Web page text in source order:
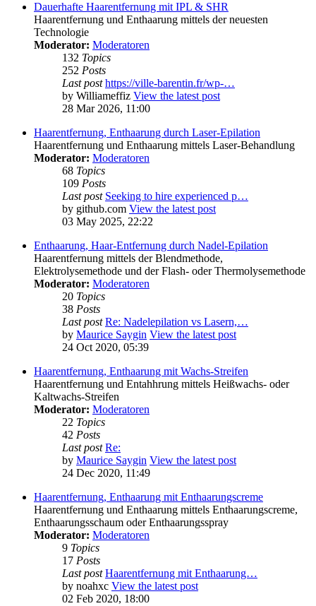
Dauerhafte Haarentfernung mit IPL & SHR
Haarentfernung und Enthaarung mittels der neuesten
Technologie
Moderator: Moderatoren
132 Topics
252 Posts
Last post https://ville-barentin.fr/wp-…
by Williameffiz View the latest post
28 Mar 2026, 11:00
Haarentfernung, Enthaarung durch Laser-Epilation
Haarentfernung und Enthaarung mittels Laser-Behandlung
Moderator: Moderatoren
68 Topics
109 Posts
Last post Seeking to hire experienced p…
by github.com View the latest post
03 May 2025, 22:22
Enthaarung, Haar-Entfernung durch Nadel-Epilation
Haarentfernung mittels der Blendmethode,
Elektrolysemethode und der Flash- oder Thermolysemethode
Moderator: Moderatoren
20 Topics
38 Posts
Last post Re: Nadelepilation vs Lasern,…
by Maurice Saygin View the latest post
24 Oct 2020, 05:39
Haarentfernung, Enthaarung mit Wachs-Streifen
Haarentfernung und Entahhrung mittels Heißwachs- oder
Kaltwachs-Streifen
Moderator: Moderatoren
22 Topics
42 Posts
Last post Re:
by Maurice Saygin View the latest post
24 Dec 2020, 11:49
Haarentfernung, Enthaarung mit Enthaarungscreme
Haarentfernung und Enthaarung mittels Enthaarungscreme,
Enthaarungsschaum oder Enthaarungsspray
Moderator: Moderatoren
9 Topics
17 Posts
Last post Haarentfernung mit Enthaarung…
by noahxc View the latest post
02 Feb 2020, 18:00